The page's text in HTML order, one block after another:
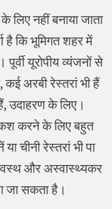
लिए नहीं बनाया जाता
है कि भूमिगत शहर में
यूरोपीय व्यंजनों से
कई अरबी रेस्तरां भी हैं
उदाहरण के लिए।
करने के लिए बहुत
चीनी रेस्तरां भी पा
और अस्वास्थ्यकर
जा सकता है।